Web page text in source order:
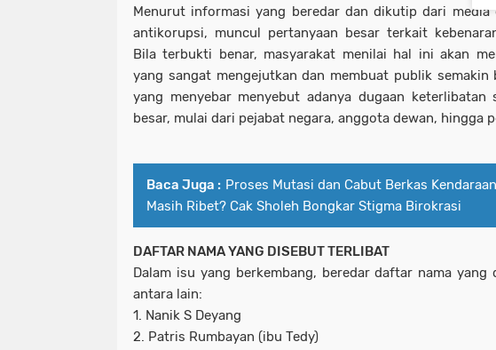
Menurut informasi yang beredar dan dikutip dari media
antikorupsi, muncul pertanyaan besar terkait
Bila terbukti benar, masyarakat menilai hal ini akan
yang sangat mengejutkan dan membuat publik semakin
yang menyebar menyebut adanya dugaan keterlibatan
besar, mulai dari pejabat negara, anggota dewan, hingga
Baca Juga : Proses Mutasi dan Cabut Berkas
Masih Ribet? Cak Sholeh Bongkar Stigma Birokrasi
DAFTAR NAMA YANG DISEBUT TERLIBAT
Dalam isu yang berkembang, beredar daftar nama yang
antara lain:
1. Nanik S Deyang
2. Patris Rumbayan (ibu Tedy)